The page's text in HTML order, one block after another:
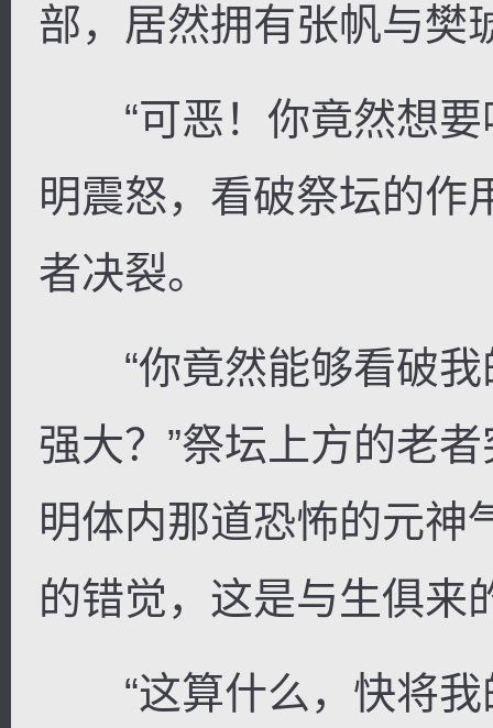
部，居然拥有张帆与樊
“可恶！你竟然想要
明震怒，看破祭坛的作
者决裂。
“你竟然能够看破我
强大？”祭坛上方的老
明体内那道恐怖的元神
的错觉，这是与生俱来
“这算什么，快将我